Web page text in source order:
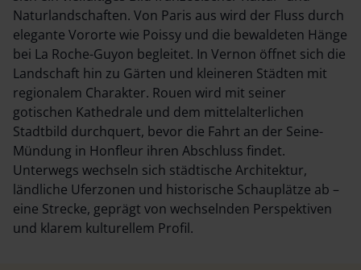
Naturlandschaften. Von Paris aus wird der Fluss durch
elegante Vororte wie Poissy und die bewaldeten Hänge
bei La Roche-Guyon begleitet. In Vernon öffnet sich die
Landschaft hin zu Gärten und kleineren Städten mit
regionalem Charakter. Rouen wird mit seiner
gotischen Kathedrale und dem mittelalterlichen
Stadtbild durchquert, bevor die Fahrt an der Seine-
Mündung in Honfleur ihren Abschluss findet.
Unterwegs wechseln sich städtische Architektur,
ländliche Uferzonen und historische Schauplätze ab –
eine Strecke, geprägt von wechselnden Perspektiven
und klarem kulturellem Profil.